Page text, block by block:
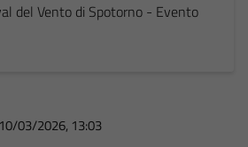
del Vento di Spotorno - Evento
10/03/2026, 13:03